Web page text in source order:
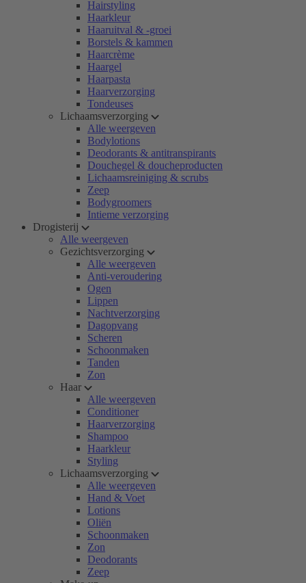
Hairstyling
Haarkleur
Haaruitval & -groei
Borstels & kammen
Haarcrème
Haargel
Haarpasta
Haarverzorging
Tondeuses
Lichaamsverzorging
Alle weergeven
Bodylotions
Deodorants & antitranspirants
Douchegel & doucheproducten
Lichaamsreiniging & scrubs
Zeep
Bodygroomers
Intieme verzorging
Drogisterij
Alle weergeven
Gezichtsverzorging
Alle weergeven
Anti-veroudering
Ogen
Lippen
Nachtverzorging
Dagopvang
Scheren
Schoonmaken
Tanden
Zon
Haar
Alle weergeven
Conditioner
Haarverzorging
Shampoo
Haarkleur
Styling
Lichaamsverzorging
Alle weergeven
Hand & Voet
Lotions
Oliën
Schoonmaken
Zon
Deodorants
Zeep